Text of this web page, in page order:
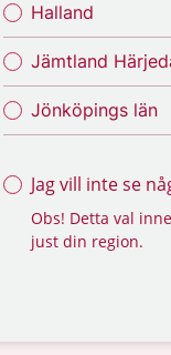
Halland
Jämtland
Jönköpings län
Jag vill inte se
Obs! Detta val
just din region.